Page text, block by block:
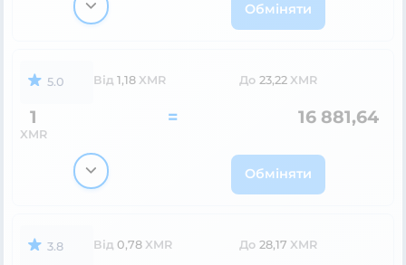
Обміняти
5.0 Від 1,18 XMR До 23,22 XMR
1
XMR
= 16 881,64
Обміняти
3.8 Від 0,78 XMR До 28,17 XMR